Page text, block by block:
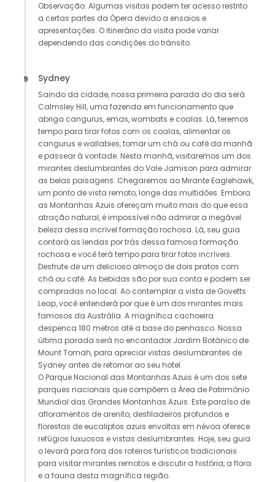
Observação: Algumas visitas podem ter acesso restrito
a certas partes da Ópera devido a ensaios e
apresentações. O itinerário da visita pode variar
dependendo das condições do trânsito.
9 Sydney
Saindo da cidade, nossa primeira parada do dia será
Calmsley Hill, uma fazenda em funcionamento que
abriga cangurus, emas, wombats e coalas. Lá, teremos
tempo para tirar fotos com os coalas, alimentar os
cangurus e wallabies, tomar um chá ou café da manhã
e passear à vontade. Nesta manhã, visitaremos um dos
mirantes deslumbrantes do Vale Jamison para admirar
as belas paisagens. Chegaremos ao Mirante Eaglehawk,
um ponto de vista remoto, longe das multidões. Embora
as Montanhas Azuis ofereçam muito mais do que essa
atração natural, é impossível não admirar a inegável
beleza dessa incrível formação rochosa. Lá, seu guia
contará as lendas por trás dessa famosa formação
rochosa e você terá tempo para tirar fotos incríveis.
Desfrute de um delicioso almoço de dois pratos com
chá ou café. As bebidas são por sua conta e podem ser
compradas no local. Ao contemplar a vista de Govetts
Leap, você entenderá por que é um dos mirantes mais
famosos da Austrália. A magnífica cachoeira
despenca 180 metros até a base do penhasco. Nossa
última parada será no encantador Jardim Botânico de
Mount Tomah, para apreciar vistas deslumbrantes de
Sydney antes de retornar ao seu hotel.
O Parque Nacional das Montanhas Azuis é um dos sete
parques nacionais que compõem a Área de Patrimônio
Mundial das Grandes Montanhas Azuis. Este paraíso de
afloramentos de arenito, desfiladeiros profundos e
florestas de eucaliptos azuis envoltas em névoa oferece
refúgios luxuosos e vistas deslumbrantes. Hoje, seu guia
o levará para fora dos roteiros turísticos tradicionais
para visitar mirantes remotos e discutir a história, a flora
e a fauna desta magnífica região.